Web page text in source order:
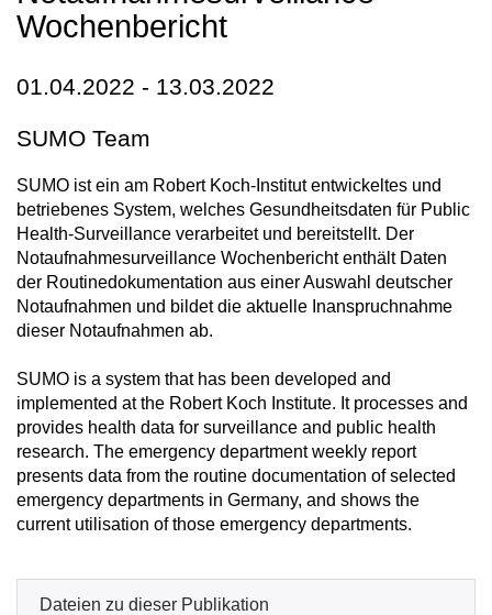
Wochenbericht
01.04.2022 - 13.03.2022
SUMO Team
SUMO ist ein am Robert Koch-Institut entwickeltes und
betriebenes System, welches Gesundheitsdaten für Public
Health-Surveillance verarbeitet und bereitstellt. Der
Notaufnahmesurveillance Wochenbericht enthält Daten
der Routinedokumentation aus einer Auswahl deutscher
Notaufnahmen und bildet die aktuelle Inanspruchnahme
dieser Notaufnahmen ab.
SUMO is a system that has been developed and
implemented at the Robert Koch Institute. It processes and
provides health data for surveillance and public health
research. The emergency department weekly report
presents data from the routine documentation of selected
emergency departments in Germany, and shows the
current utilisation of those emergency departments.
Dateien zu dieser Publikation